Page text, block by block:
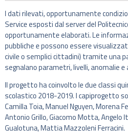
I dati rilevati, opportunamente
Service esposti dal server del
opportunamente elaborati. Le
pubbliche e possono essere
civile o semplici cittadini) tramite una
segnalano parametri, livelli, anomalie e
Il progetto ha coinvolto le due classi
scolastico 2018-2019. I capiprogetto
Camilla Toia, Manuel Nguyen, Morena
Antonio Grillo, Giacomo Motta, Angelo
Gualotuna, Mattia Mazzoleni Ferracini.